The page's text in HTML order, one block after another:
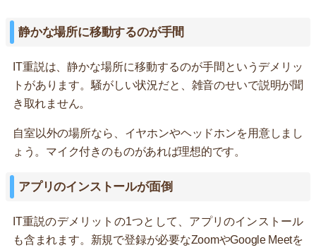
静かな場所に移動するのが手間
IT重説は、静かな場所に移動するのが手間というデメリッ
トがあります。騒がしい状況だと、雑音のせいで説明が聞
き取れません。
自室以外の場所なら、イヤホンやヘッドホンを用意しまし
ょう。マイク付きのものがあれば理想的です。
アプリのインストールが面倒
IT重説のデメリットの1つとして、アプリのインストール
も含まれます。新規で登録が必要なZoomやGoogle Meetを